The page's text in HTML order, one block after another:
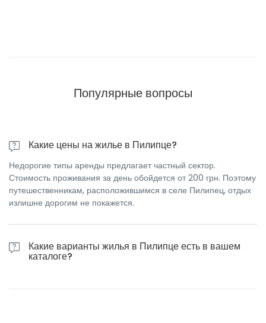
Популярные вопросы
Какие цены на жилье в Пилипце?
Недорогие типы аренды предлагает частный сектор.
Стоимость проживания за день обойдется от 200 грн. Поэтому
путешественникам, расположившимся в селе Пилипец, отдых
излишне дорогим не покажется.
Какие варианты жилья в Пилипце есть в вашем
каталоге?